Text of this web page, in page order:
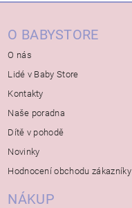
O BABYSTORE
O nás
Lidé v Baby Store
Kontakty
Naše poradna
Dítě v pohodě
Novinky
Hodnocení obchodu zákazníky
NÁKUP